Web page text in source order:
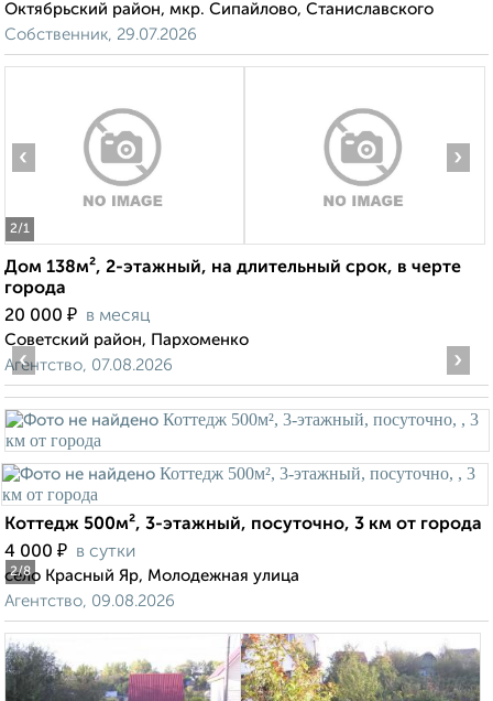
Октябрьский район, мкр. Сипайлово, Станиславского
Собственник, 29.07.2026
2/1
‹ ›
Дом 138м², 2-этажный, на длительный срок, в черте
города
20 000 ₽ в месяц
Советский район, Пархоменко
Агентство, 07.08.2026
2/8
‹ ›
Коттедж 500м², 3-этажный, посуточно, 3 км от города
4 000 ₽ в сутки
село Красный Яр, Молодежная улица
Агентство, 09.08.2026